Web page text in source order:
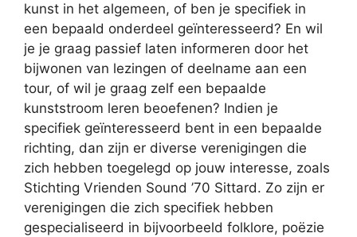
kunst in het algemeen, of ben je specifiek in
een bepaald onderdeel geïnteresseerd? En wil
je je graag passief laten informeren door het
bijwonen van lezingen of deelname aan een
tour, of wil je graag zelf een bepaalde
kunststroom leren beoefenen? Indien je
specifiek geïnteresseerd bent in een bepaalde
richting, dan zijn er diverse verenigingen die
zich hebben toegelegd op jouw interesse, zoals
Stichting Vrienden Sound ’70 Sittard. Zo zijn er
verenigingen die zich specifiek hebben
gespecialiseerd in bijvoorbeeld folklore, poëzie